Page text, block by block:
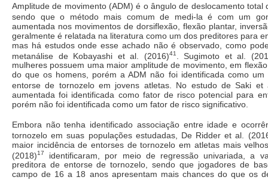
Amplitude de movimento (ADM) é o ângulo de deslocamento total
sendo que o método mais comum de medi-la é com um
aumentada nos movimentos de dorsiflexão, flexão plantar,
geralmente é relatada na literatura como um dos preditores para
mas há estudos onde esse achado não é observado, como
metanálise de Kobayashi et al. (2016)41
. Sugimoto et al.
mulheres possuem uma maior amplitude de movimento, em
do que os homens, porém a ADM não foi identificada como
entorse de tornozelo em jovens atletas. No estudo de Saki et
aumentada foi identificada como fator de risco potencial para
porém não foi identificada como um fator de risco significativo.
Embora não tenha identificado associação entre idade e
tornozelo em suas populações estudadas, De Ridder et al.
maior incidência de entorses de tornozelo em atletas mais
(2018)17
identificaram, por meio de regressão univariada, a
preditora de entorse de tornozelo, sendo que jogadores de
campo de 16 a 18 anos apresentam mais chances do que os